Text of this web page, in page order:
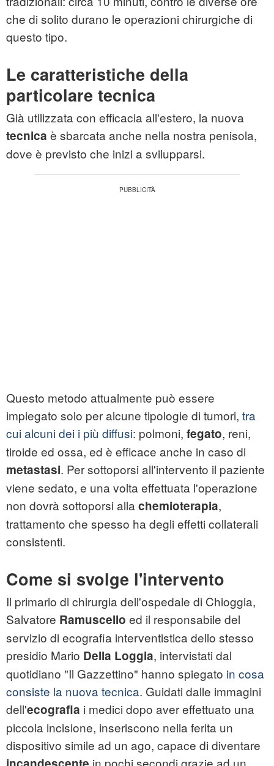
che di solito durano le operazioni chirurgiche di
questo tipo.
Le caratteristiche della
particolare tecnica
Già utilizzata con efficacia all'estero, la nuova
tecnica è sbarcata anche nella nostra penisola,
dove è previsto che inizi a svilupparsi.
Questo metodo attualmente può essere
impiegato solo per alcune tipologie di tumori, tra
cui alcuni dei i più diffusi: polmoni, fegato, reni,
tiroide ed ossa, ed è efficace anche in caso di
metastasi. Per sottoporsi all'intervento il paziente
viene sedato, e una volta effettuata l'operazione
non dovrà sottoporsi alla chemioterapia,
trattamento che spesso ha degli effetti collaterali
consistenti.
Come si svolge l'intervento
Il primario di chirurgia dell'ospedale di Chioggia,
Salvatore Ramuscello ed il responsabile del
servizio di ecografia interventistica dello stesso
presidio Mario Della Loggia, intervistati dal
quotidiano "Il Gazzettino" hanno spiegato in cosa
consiste la nuova tecnica. Guidati dalle immagini
dell'ecografia i medici dopo aver effettuato una
piccola incisione, inseriscono nella ferita un
dispositivo simile ad un ago, capace di diventare